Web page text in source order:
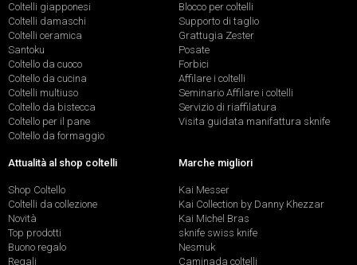
Coltelli giapponesi
Coltelli damaschi
Coltelli ceramica
Santoku
Coltello da cuoco
Coltello da cucina
Coltelli multiuso
Coltello da bistecca
Coltello per il pane
Coltello da formaggio
Blocco per coltelli
Supporto di taglio
Grattugia Zester
Posate
Forbici
Affilare i coltelli
Seminario Affilare i coltelli
Servizio di riaffilatura
Visita guidata manifattura sknife
Attualità al shop coltelli
Shop Coltello
Coltelli da collezione
Novità
Top prodotti
Buono regalo
Regali
Marche migliori
Kai Messer
Kai Collection by Danny Khezzar
Kai Michel Bras
sknife swiss knife
Nesmuk
Caminada coltelli